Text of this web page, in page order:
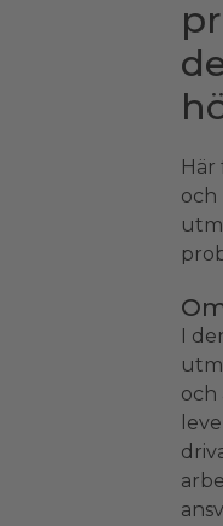
och
I
och